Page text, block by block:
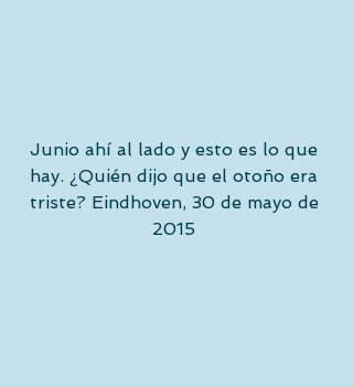
Junio ahí al lado y esto es lo que
hay. ¿Quién dijo que el otoño era
triste? Eindhoven, 30 de mayo de
2015